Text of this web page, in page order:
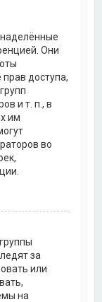
Они
доступа,
и т. п., в
им
во
за
или
на